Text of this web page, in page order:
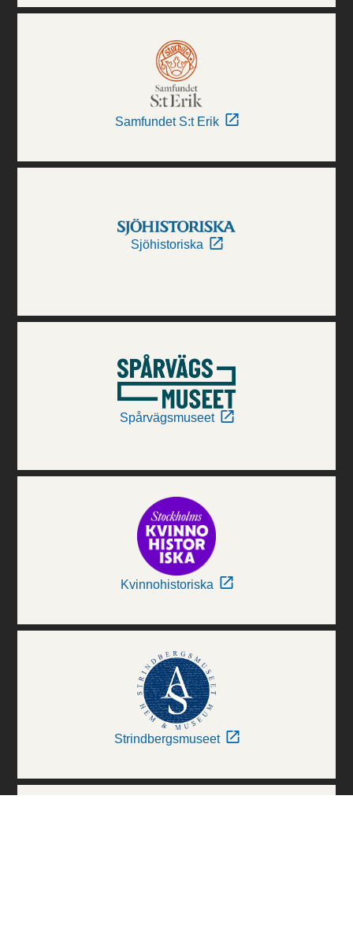
Samfundet S:t Erik
Sjöhistoriska
Spårvägsmuseet
Kvinnohistoriska
Strindbergsmuseet